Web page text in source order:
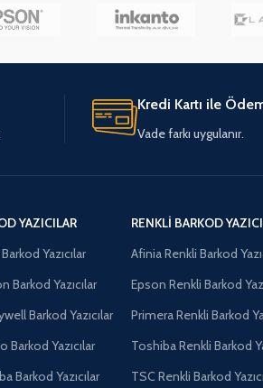
Kredi Kartı ile
Vade farkı uygulanır.
YAZICILAR
Yazıcılar
Barkod Yazıcılar
Barkod Yazıcılar
Barkod Yazıcılar
Barkod Yazıcılar
RENKLI BARKOD
Afinia Renkli Barkod
Epson Renkli Barkod
Primera Renkli Barkod
Toshiba Renkli Barkod
TSC Renkli Barkod